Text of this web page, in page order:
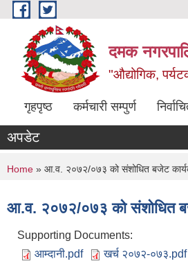
Skip to main content
दमक
"औद्योगिक,
गृहपृष्ठ कर्मचारी सम्पुर्ण
अपडेट
You are here
Home » आ.व. २०७२/०७३ को संशोधित बजेट
आ.व. २०७२/०७३ को संशोधित
Supporting Documents:
आम्दानी.pdf
खर्च २०७२-०७३.pdf